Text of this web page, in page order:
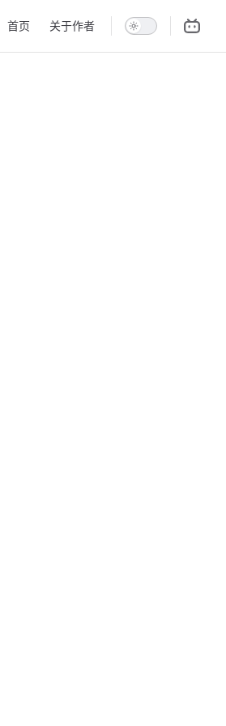
首页 关于作者